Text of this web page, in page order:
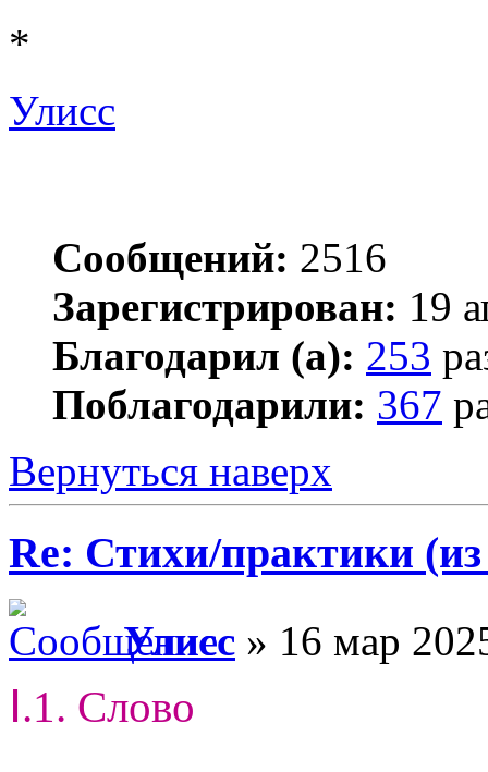
*
Улисс
Сообщений: 2516
Зарегистрирован: 19
Благодарил (а): 253
Поблагодарили: 367
Вернуться наверх
Re: Стихи/практики
Улисс » 16 мар
Ⅰ.1. Слово